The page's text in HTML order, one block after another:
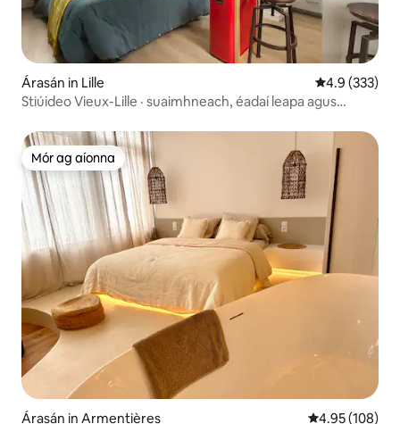
Árasán in Lille Meánrátáil
4.9 (333)
Stiúideo Vieux-Lille · suaimhneach, éadaí leapa agus
Mór ag aíonna
Mór ag aíonna
Árasán in Armentières Meánrátáil
4.95 (108)